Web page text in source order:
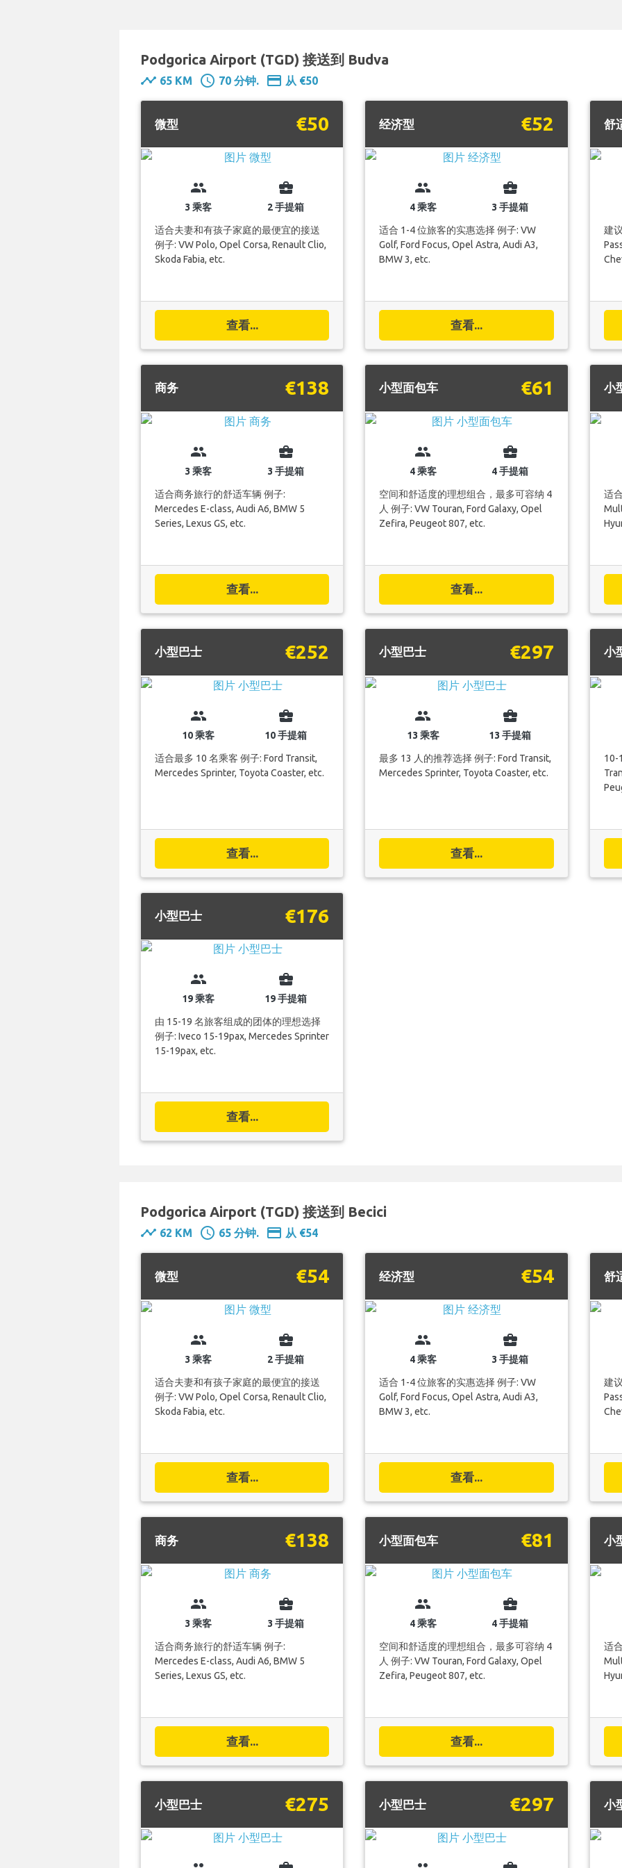
Podgorica Airport (TGD) 接送到 Budva
timeline 65 KM schedule 70 分钟. payment 从 €50
微型 €50
group
3 乘客
business_center
2 手提箱
适合夫妻和有孩子家庭的最便宜的接送
例子: VW Polo, Opel Corsa, Renault Clio,
Skoda Fabia, etc.
查看...
经济型 €52
group
4 乘客
business_center
3 手提箱
适合 1-4 位旅客的实惠选择 例子: VW
Golf, Ford Focus, Opel Astra, Audi A3,
BMW 3, etc.
查看...
舒
建
商务 €138
group
3 乘客
business_center
3 手提箱
适合商务旅行的舒适车辆 例子:
Mercedes E-class, Audi A6, BMW 5
Series, Lexus GS, etc.
查看...
小型面包车 €61
group
4 乘客
business_center
4 手提箱
空间和舒适度的理想组合，最多可容纳 4
人 例子: VW Touran, Ford Galaxy, Opel
Zefira, Peugeot 807, etc.
查看...
小
适
小型巴士 €252
group
10 乘客
business_center
10 手提箱
适合最多 10 名乘客 例子: Ford Transit,
Mercedes Sprinter, Toyota Coaster, etc.
查看...
小型巴士 €297
group
13 乘客
business_center
13 手提箱
最多 13 人的推荐选择 例子: Ford Transit,
Mercedes Sprinter, Toyota Coaster, etc.
查看...
小
10-
小型巴士 €176
group
19 乘客
business_center
19 手提箱
由 15-19 名旅客组成的团体的理想选择
例子: Iveco 15-19pax, Mercedes Sprinter
15-19pax, etc.
查看...
Podgorica Airport (TGD) 接送到 Becici
timeline 62 KM schedule 65 分钟. payment 从 €54
微型 €54
group
3 乘客
business_center
2 手提箱
适合夫妻和有孩子家庭的最便宜的接送
例子: VW Polo, Opel Corsa, Renault Clio,
Skoda Fabia, etc.
查看...
经济型 €54
group
4 乘客
business_center
3 手提箱
适合 1-4 位旅客的实惠选择 例子: VW
Golf, Ford Focus, Opel Astra, Audi A3,
BMW 3, etc.
查看...
舒
建
商务 €138
group
3 乘客
business_center
3 手提箱
适合商务旅行的舒适车辆 例子:
Mercedes E-class, Audi A6, BMW 5
Series, Lexus GS, etc.
查看...
小型面包车 €81
group
4 乘客
business_center
4 手提箱
空间和舒适度的理想组合，最多可容纳 4
人 例子: VW Touran, Ford Galaxy, Opel
Zefira, Peugeot 807, etc.
查看...
小
适
小型巴士 €275 小型巴士 €297 小